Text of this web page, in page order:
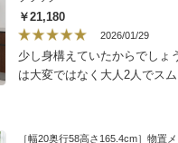
￥21,180
2026/01/29
少し身構えていたからでしょ
は大変ではなく大人2人でス
た。口コミが少なく心配でし
点だけ、ねじに付けるカバー